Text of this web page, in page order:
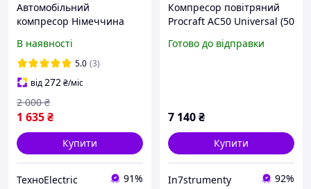
Автомобільний
компресор Німеччина
В наявності
5.0 (3)
від272₴/міс
1 635₴
2 000 ₴
Купити
ТехноElectric 91%
Компресор повітряний
Procraft AC50 Universal (50
Готово до відправки
7 140₴
Купити
In7strumenty 92%